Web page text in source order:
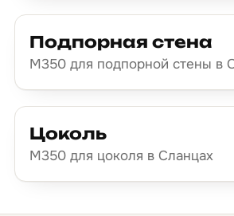
Подпорная стена
М350 для подпорной стены в
Цоколь
М350 для цоколя в Сланцах